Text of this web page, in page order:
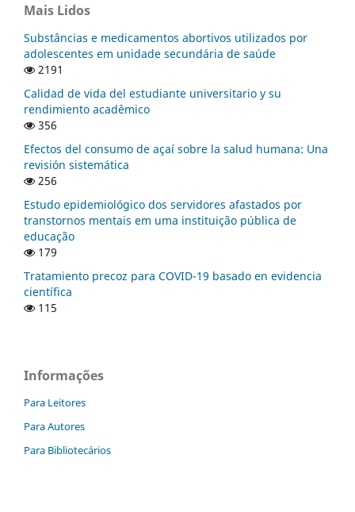
Mais Lidos
Substâncias e medicamentos abortivos utilizados por
adolescentes em unidade secundária de saúde
2191
Calidad de vida del estudiante universitario y su
rendimiento acadêmico
356
Efectos del consumo de açaí sobre la salud humana: Una
revisión sistemática
256
Estudo epidemiológico dos servidores afastados por
transtornos mentais em uma instituição pública de
educação
179
Tratamiento precoz para COVID-19 basado en evidencia
científica
115
Informações
Para Leitores
Para Autores
Para Bibliotecários